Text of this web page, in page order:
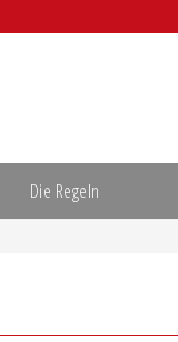
Die Regeln